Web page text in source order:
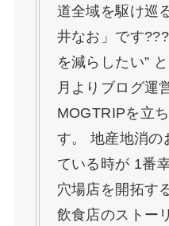
道全域を駆け巡
井なお」です
を減らしたい”
月よりブログ運
MOGTRIPを立
す。 地産地消の
ている時が 1番
穴場店を開拓す
飲食店のストー